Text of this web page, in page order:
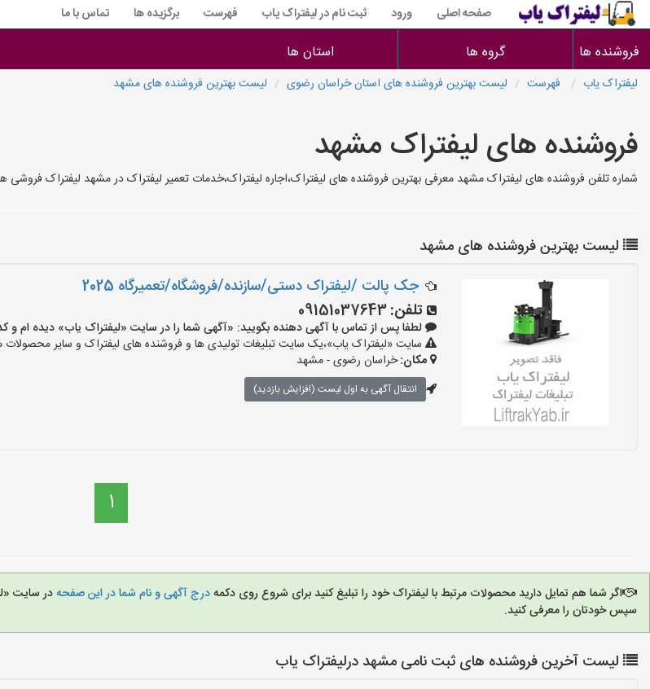
صفحه اصلی ورود ثبت نام در لیفتراک یاب فهرست برگزیده ها تماس با ما
فروشنده ها گروه ها استان ها
لیفتراک یاب فهرست لیست بهترین فروشنده های استان خراسان رضوی لیست بهترین فروشنده های مشهد
فروشنده های لیفتراک مشهد
شماره تلفن فروشنده های لیفتراک مشهد معرفی بهترین فروشنده های لیفتراک،اجاره لیفتراک،خدمات تعمیر لیفتراک در مشهد لیفتراک
لیست بهترین فروشنده های مشهد
جک پالت /لیفتراک دستی/سازنده/فروشگاه/تعمیرگاه 2025
تلفن:09151037643
لطفا پس از تماس با آگهی دهنده بگویید: «آگهی شما را در سایت «لیفتراک یاب» دیده ام و کد «آگهی-26» را
سایت «لیفتراک یاب»،یک سایت تبلیغات تولیدی ها و فروشنده های لیفتراک و سایر
مکان:خراسان رضوی - مشهد
انتقال آگهی به اول لیست (افزایش بازدید)
1
اگر شما هم تمایل دارید محصولات مرتبط با لیفتراک خود را تبلیغ کنید برای شروع روی دکمهدرج آگهی و نام شما در این صفحهدر سایت
سپس خودتان را معرفی کنید.
لیست آخرین فروشنده های ثبت نامی مشهد درلیفتراک یاب